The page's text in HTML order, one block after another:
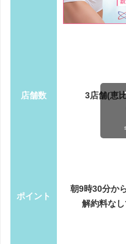
店舗数 3店舗(恵
ポイント
朝9時30分か
解約料な